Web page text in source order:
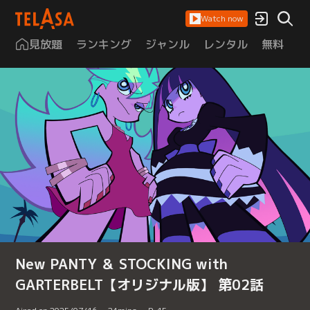
Watch now
見放題 ランキング ジャンル レンタル 無料
New PANTY ＆ STOCKING with
GARTERBELT【オリジナル版】 第02話